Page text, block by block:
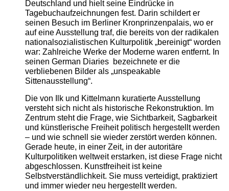
Deutschland und hielt seine Eindrücke in
Tagebuchaufzeichnungen fest. Darin schildert er
seinen Besuch im Berliner Kronprinzenpalais, wo er
auf eine Ausstellung traf, die bereits von der radikalen
nationalsozialistischen Kulturpolitik „bereinigt“ worden
war: Zahlreiche Werke der Moderne waren entfernt. In
seinen German Diaries bezeichnete er die
verbliebenen Bilder als „unspeakable
Sittenausstellung“.
Die von Ilk und Kittelmann kuratierte Ausstellung
versteht sich nicht als historische Rekonstruktion. Im
Zentrum steht die Frage, wie Sichtbarkeit, Sagbarkeit
und künstlerische Freiheit politisch hergestellt werden
– und wie schnell sie wieder zerstört werden können.
Gerade heute, in einer Zeit, in der autoritäre
Kulturpolitiken weltweit erstarken, ist diese Frage nicht
abgeschlossen. Kunstfreiheit ist keine
Selbstverständlichkeit. Sie muss verteidigt, praktiziert
und immer wieder neu hergestellt werden.